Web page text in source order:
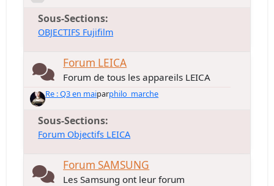
Sous-Sections
OBJECTIFS Fujifilm
Forum LEICA
Forum de tous les appareils LEICA
Re : Q3 en maiparphilo_marche
Sous-Sections
Forum Objectifs LEICA
Forum SAMSUNG
Les Samsung ont leur forum